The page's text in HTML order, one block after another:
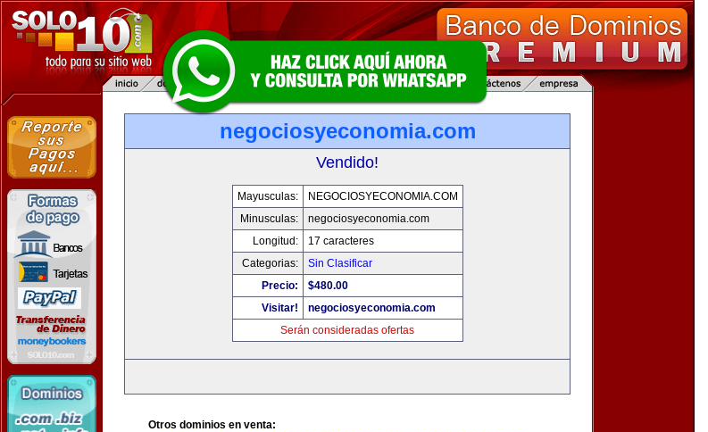
negociosyeconomia.com
Vendido!
Mayusculas:
NEGOCIOSYECONOMIA.COM
Minusculas:
negociosyeconomia.com
Longitud:
17 caracteres
Categorias:
Sin Clasificar
Precio:
$480.00
Visitar!
negociosyeconomia.com
Serán consideradas ofertas
Otros dominios en venta: